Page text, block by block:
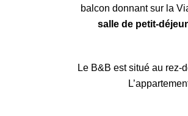
balcon donnant sur la
salle de petit-
Le B&B est situé au rez-